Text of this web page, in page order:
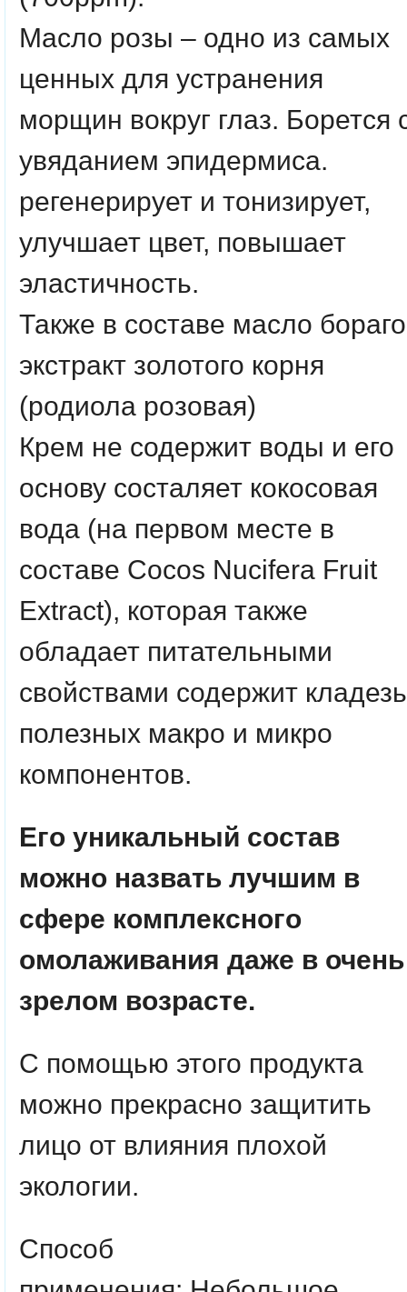
Масло розы – одно из самых
ценных для устранения
морщин вокруг глаз. Борется
увяданием эпидермиса.
регенерирует и тонизирует,
улучшает цвет, повышает
эластичность.
Также в составе масло
экстракт золотого корня
(родиола розовая)
Крем не содержит воды и его
основу состаляет кокосовая
вода (на первом месте в
составе Cocos Nucifera Fruit
Extract), которая также
обладает питательными
свойствами содержит кладезь
полезных макро и микро
компонентов.
Его уникальный состав
можно назвать лучшим в
сфере комплексного
омолаживания даже в очень
зрелом возрасте.
С помощью этого продукта
можно прекрасно защитить
лицо от влияния плохой
экологии.
Способ